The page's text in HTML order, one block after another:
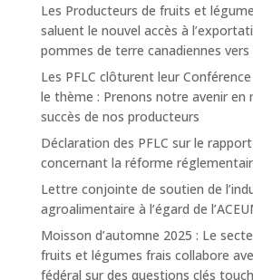
Les Producteurs de fruits et
saluent le nouvel accès à
pommes de terre canadiennes vers
Les PFLC clôturent leur
le thème : Prenons notre avenir en
succès de nos producteurs
Déclaration des PFLC sur le
concernant la réforme
Lettre conjointe de soutien de
agroalimentaire à l’égard de
Moisson d’automne 2025 : Le
fruits et légumes frais collabore
fédéral sur des questions clés